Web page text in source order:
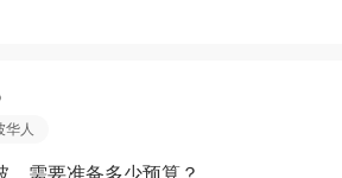
华人
，需要准备多少预算？